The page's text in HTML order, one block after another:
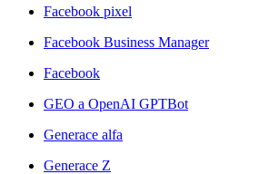
Facebook pixel
Facebook Business Manager
Facebook
GEO a OpenAI GPTBot
Generace alfa
Generace Z